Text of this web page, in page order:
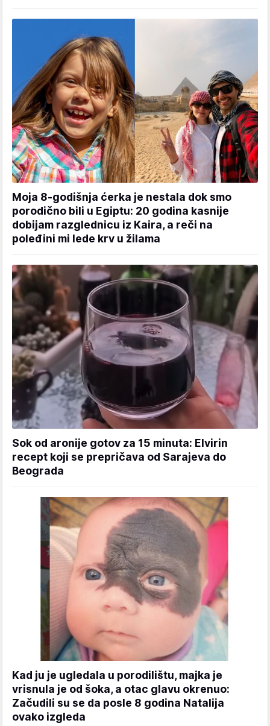
Moja 8-godišnja ćerka je nestala dok smo
porodično bili u Egiptu: 20 godina kasnije
dobijam razglednicu iz Kaira, a reči na
poleđini mi lede krv u žilama
Sok od aronije gotov za 15 minuta: Elvirin
recept koji se prepričava od Sarajeva do
Beograda
Kad ju je ugledala u porodilištu, majka je
vrisnula je od šoka, a otac glavu okrenuo:
Začudili su se da posle 8 godina Natalija
ovako izgleda